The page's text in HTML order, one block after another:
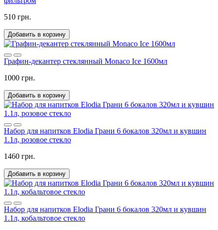
510 грн.
Добавить в корзину
Графин-декантер стеклянный Monaco Ice 1600мл
1000 грн.
Добавить в корзину
Набор для напитков Elodia Грани 6 бокалов 320мл и кувшин
1.1л, розовое стекло
1460 грн.
Добавить в корзину
Набор для напитков Elodia Грани 6 бокалов 320мл и кувшин
1.1л, кобальтовое стекло